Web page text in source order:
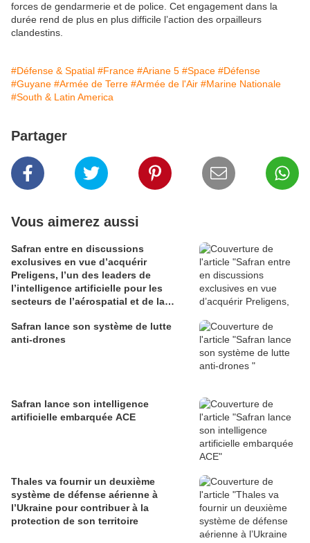
forces de gendarmerie et de police. Cet engagement dans la
durée rend de plus en plus difficile l’action des orpailleurs
clandestins.
#Défense & Spatial #France #Ariane 5 #Space #Défense
#Guyane #Armée de Terre #Armée de l'Air #Marine Nationale
#South & Latin America
Partager
Vous aimerez aussi
Safran entre en discussions
exclusives en vue d’acquérir
Preligens, l’un des leaders de
l’intelligence artificielle pour les
secteurs de l’aérospatial et de la
Safran lance son système de lutte
anti-drones
Safran lance son intelligence
artificielle embarquée ACE
Thales va fournir un deuxième
système de défense aérienne à
l’Ukraine pour contribuer à la
protection de son territoire